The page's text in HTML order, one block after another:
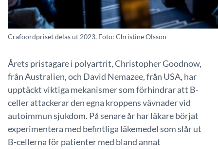
Crafoordpriset delas ut 2023. Foto: Christine Olsson
Årets pristagare i polyartrit, Christopher Goodnow,
från Australien, och David Nemazee, från USA, har
upptäckt viktiga mekanismer som förhindrar att B-
celler attackerar den egna kroppens vävnader vid
autoimmun sjukdom. På senare år har läkare börjat
experimentera med befintliga läkemedel som slår ut
B-cellerna för patienter med bland annat